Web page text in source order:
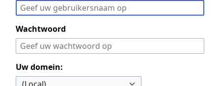
Wachtwoord
Uw domein: